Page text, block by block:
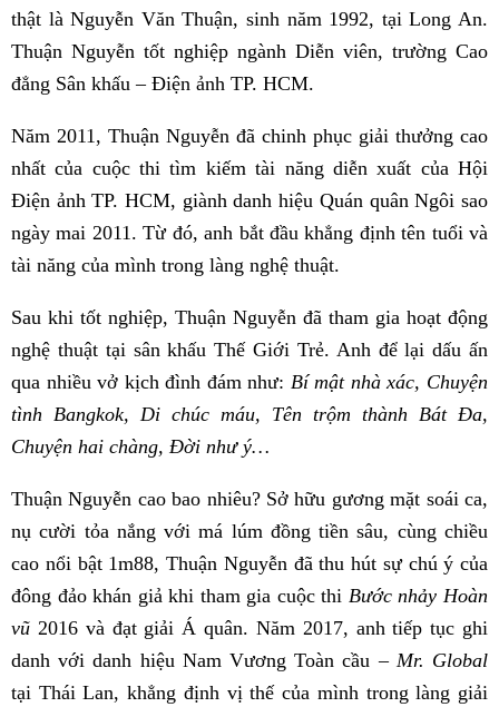
thật là Nguyễn Văn Thuận, sinh năm 1992, tại Long An.
Thuận Nguyễn tốt nghiệp ngành Diễn viên, trường Cao
đẳng Sân khấu – Điện ảnh TP. HCM.
Năm 2011, Thuận Nguyễn đã chinh phục giải thưởng cao
nhất của cuộc thi tìm kiếm tài năng diễn xuất của Hội
Điện ảnh TP. HCM, giành danh hiệu Quán quân Ngôi sao
ngày mai 2011. Từ đó, anh bắt đầu khẳng định tên tuổi và
tài năng của mình trong làng nghệ thuật.
Sau khi tốt nghiệp, Thuận Nguyễn đã tham gia hoạt động
nghệ thuật tại sân khấu Thế Giới Trẻ. Anh để lại dấu ấn
qua nhiều vở kịch đình đám như: Bí mật nhà xác, Chuyện
tình Bangkok, Di chúc máu, Tên trộm thành Bát Đa,
Chuyện hai chàng, Đời như ý…
Thuận Nguyễn cao bao nhiêu? Sở hữu gương mặt soái ca,
nụ cười tỏa nắng với má lúm đồng tiền sâu, cùng chiều
cao nổi bật 1m88, Thuận Nguyễn đã thu hút sự chú ý của
đông đảo khán giả khi tham gia cuộc thi Bước nhảy Hoàn
vũ 2016 và đạt giải Á quân. Năm 2017, anh tiếp tục ghi
danh với danh hiệu Nam Vương Toàn cầu – Mr. Global
tại Thái Lan, khẳng định vị thế của mình trong làng giải